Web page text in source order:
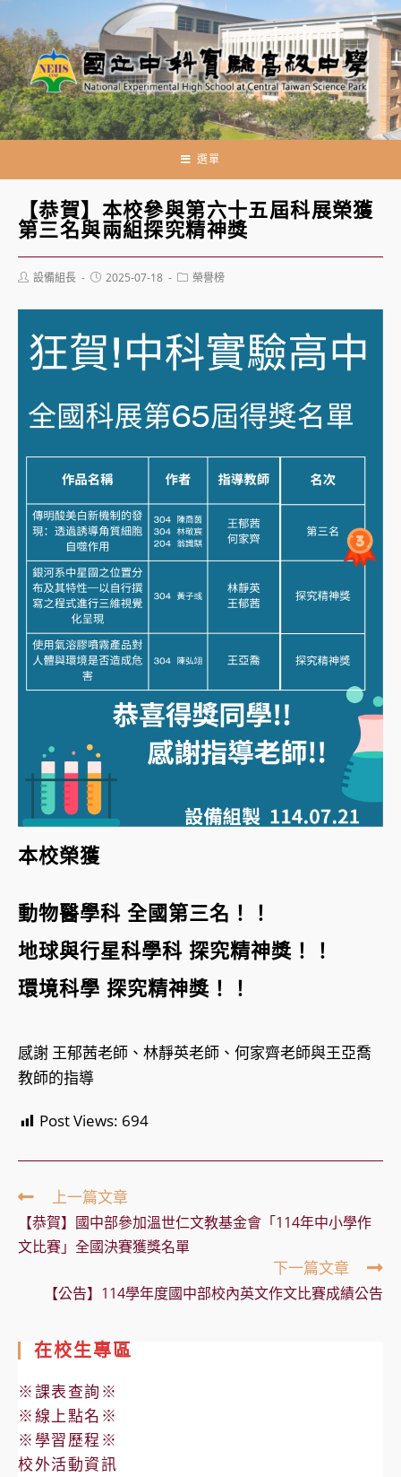
轉
至
主
要
內
選單
【恭賀】本校參與第六十五屆科展榮獲
第三名與兩組探究精神獎
Post設備組長
Post2025-07-18
Post榮譽榜
本校榮獲
動物醫學科 全國第三名！！
地球與行星科學科 探究精神獎！！
環境科學 探究精神獎！！
感謝 王郁茜老師、林靜英老師、何家齊老師與王亞喬
教師的指導
Post Views: 694
Read
more
articles
上一篇文章
【恭賀】國中部參加溫世仁文教基金會「114年中小學作
文比賽」全國決賽獲獎名單
下一篇文章
【公告】114學年度國中部校內英文作文比賽成績公告
在校生專區
※課表查詢※
※線上點名※
※學習歷程※
校外活動資訊